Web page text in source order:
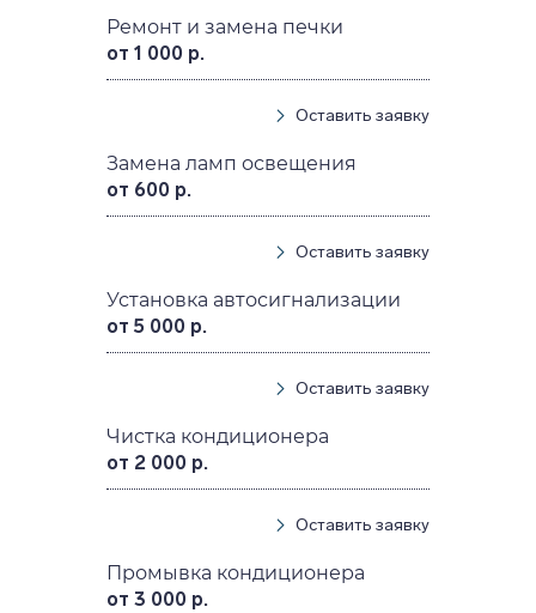
Ремонт и замена печки
от 1 000 р.
Оставить заявку
Замена ламп освещения
от 600 р.
Оставить заявку
Установка автосигнализации
от 5 000 р.
Оставить заявку
Чистка кондиционера
от 2 000 р.
Оставить заявку
Промывка кондиционера
от 3 000 р.